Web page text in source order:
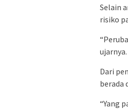
Selain
risiko
ujarnya.
Dari
berada
“Yang